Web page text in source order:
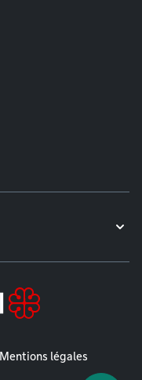
Mentions légales